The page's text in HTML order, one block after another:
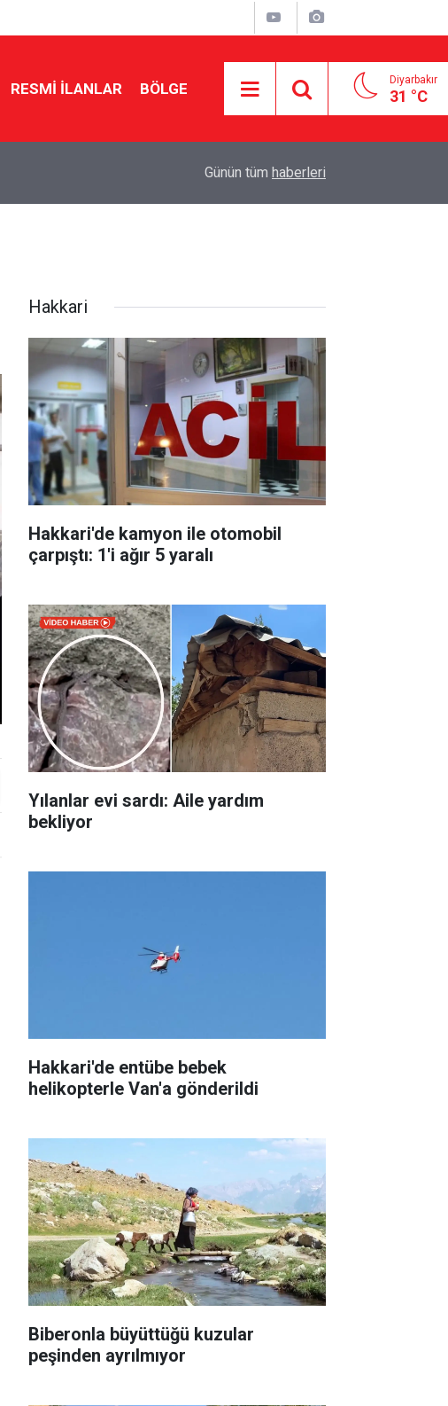
RESMI İLANLAR BÖLGE Diyarbakır
31 °C
Mardin’de iş yerine silahlı saldırı: 5 kurşun
Günün tüm haberleri
Hakkari
Hakkari'de kamyon ile otomobil
çarpıştı: 1'i ağır 5 yaralı
Yılanlar evi sardı: Aile yardım
bekliyor
Hakkari'de entübe bebek
helikopterle Van'a gönderildi
Biberonla büyüttüğü kuzular
peşinden ayrılmıyor